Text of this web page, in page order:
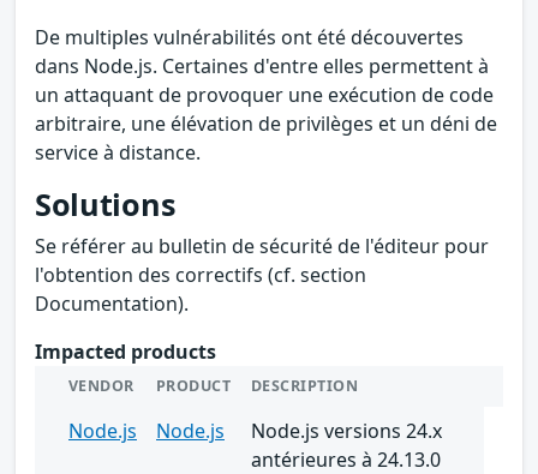
De multiples vulnérabilités ont été découvertes
dans Node.js. Certaines d'entre elles permettent à
un attaquant de provoquer une exécution de code
arbitraire, une élévation de privilèges et un déni de
service à distance.
Solutions
Se référer au bulletin de sécurité de l'éditeur pour
l'obtention des correctifs (cf. section
Documentation).
Impacted products
VENDOR PRODUCT DESCRIPTION
Node.js Node.js
Node.js versions 24.x
antérieures à 24.13.0